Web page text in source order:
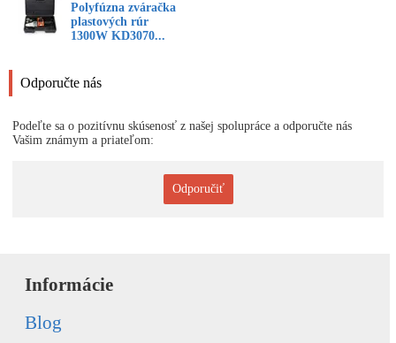
Polyfúzna zváračka
plastových rúr
1300W KD3070...
Odporučte nás
Podeľte sa o pozitívnu skúsenosť z našej spolupráce a odporučte nás
Vašim známym a priateľom:
Odporučiť
Informácie
Blog